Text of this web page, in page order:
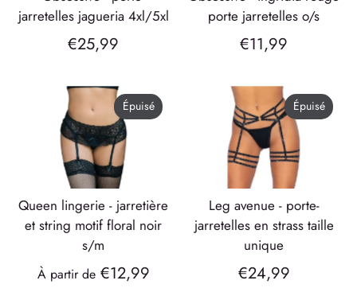
jarretelles jagueria 4xl/5xl
€25,99
porte jarretelles o/s
€11,99
queen lingerie - jarretière
et string motif floral noir
s/m
À partir de €12,99
Épuisé
leg avenue - porte-
jarretelles en strass taille
unique
€24,99
Épuisé